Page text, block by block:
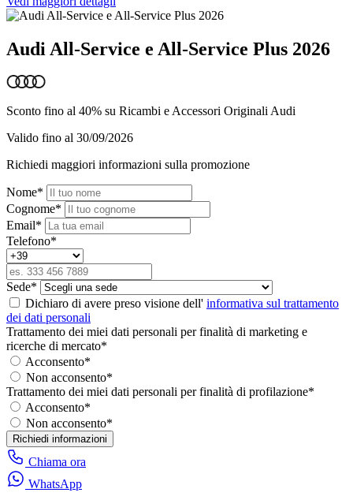
Audi All-Service e All-Service Plus 2026
Sconto fino al 40% su Ricambi e Accessori Originali Audi
Valido fino al 30/09/2026
Richiedi maggiori informazioni sulla promozione
Nome*
Cognome*
Email*
Telefono*
Sede*
Dichiaro di avere preso visione dell' informativa sul trattamento
dei dati personali
Trattamento dei miei dati personali per finalità di marketing e
ricerche di mercato*
Acconsento*
Non acconsento*
Trattamento dei miei dati personali per finalità di profilazione*
Acconsento*
Non acconsento*
Richiedi informazioni
Chiama ora
WhatsApp